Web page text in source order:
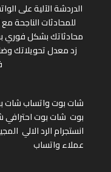
الدردشة الآلية على
للمحادثات الناجحة
محادثاتك بشكل فوري
زد معدل تحويلاتك
شات بوت واتسابشات
بوت شات بوت احترافي
انستجرامالرد الالي
عملاء واتساب